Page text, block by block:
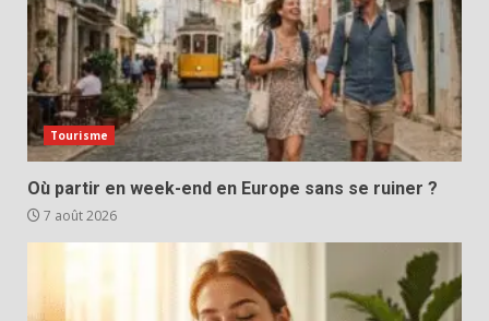
Tourisme
Où partir en week-end en Europe sans se ruiner ?
7 août 2026